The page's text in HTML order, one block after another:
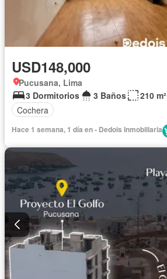
USD148,000
Pucusana, Lima
3 Dormitorios
3 Baños
210 m²
Cochera
Hace 1 semana, 1 día en - Dedois Inmobiliaria